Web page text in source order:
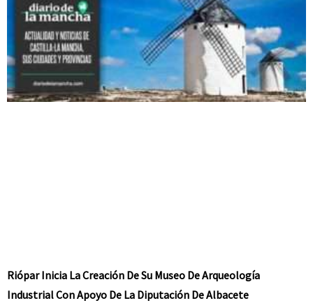
Riópar Inicia La Creación De Su Museo De Arqueología
Industrial Con Apoyo De La Diputación De Albacete